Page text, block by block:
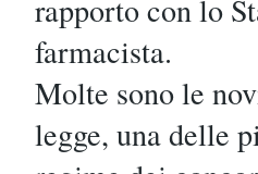
rapporto con lo
farmacista.
Molte sono le
legge, una delle